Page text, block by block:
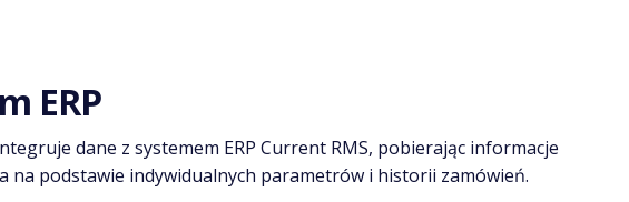
ERP
dane z systemem ERP Current RMS, pobierając informacje
na podstawie indywidualnych parametrów i historii zamówień.